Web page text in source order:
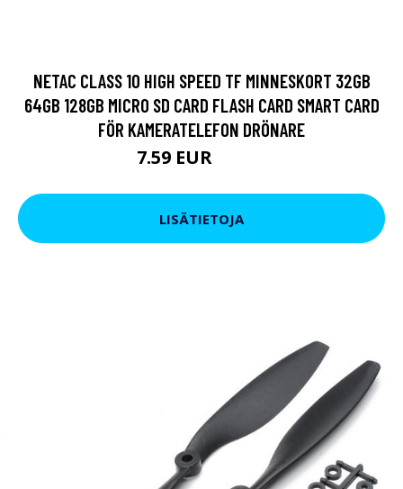
NETAC CLASS 10 HIGH SPEED TF MINNESKORT 32GB
64GB 128GB MICRO SD CARD FLASH CARD SMART CARD
FÖR KAMERATELEFON DRÖNARE
7.59 EUR
LISÄTIETOJA